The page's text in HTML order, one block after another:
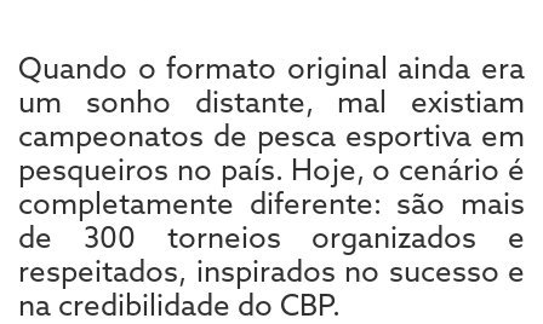
Quando o formato original ainda era
um sonho distante, mal existiam
campeonatos de pesca esportiva em
pesqueiros no país. Hoje, o cenário é
completamente diferente: são mais
de 300 torneios organizados e
respeitados, inspirados no sucesso e
na credibilidade do CBP.